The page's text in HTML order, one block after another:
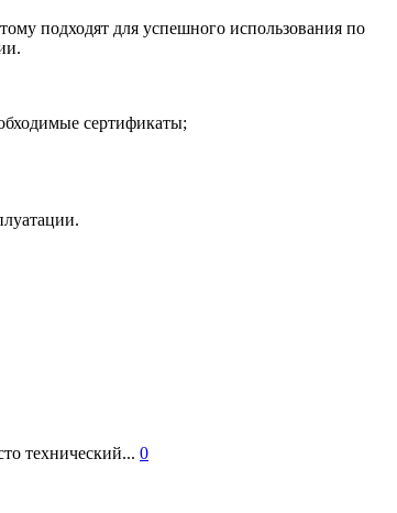
подходят для успешного использования по
сертификаты;
технический... 0